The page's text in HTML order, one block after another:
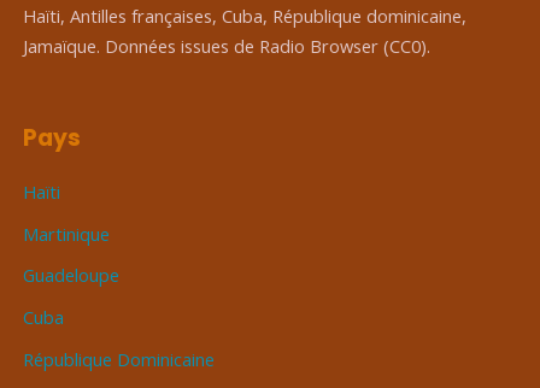
Haïti, Antilles françaises, Cuba, République dominicaine,
Jamaïque. Données issues de Radio Browser (CC0).
Pays
Haïti
Martinique
Guadeloupe
Cuba
République Dominicaine